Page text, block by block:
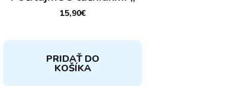
15,90€
PRIDAŤ DO
KOŠÍKA